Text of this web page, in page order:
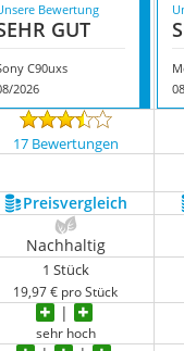
Bewertung
GUT
C90uxs
2026
17 Bewertungen
Preis­vergleich
Nachhaltig
1 Stück
19,97 € pro Stück
sehr hoch